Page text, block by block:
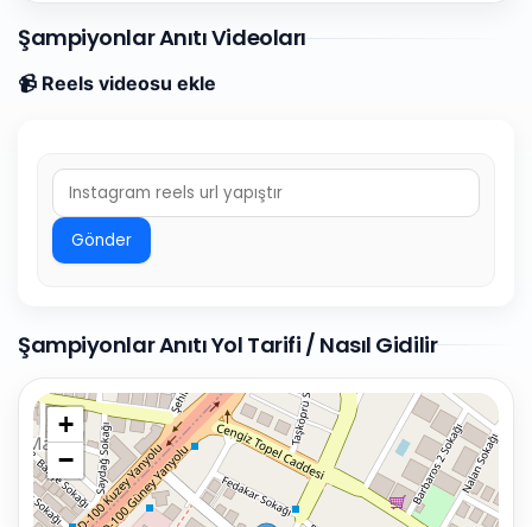
Şampiyonlar Anıtı Videoları
📹 Reels videosu ekle
Gönder
Şampiyonlar Anıtı Yol Tarifi / Nasıl Gidilir
+
−